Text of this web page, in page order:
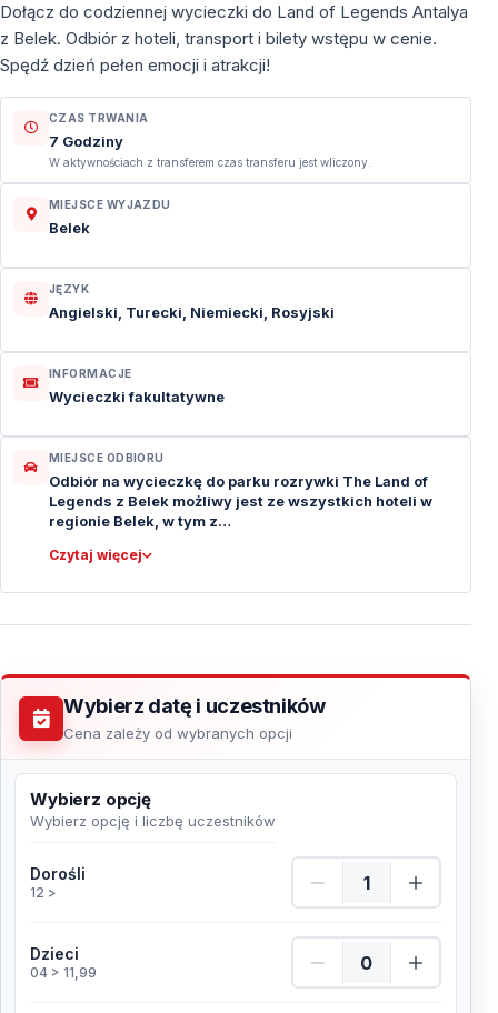
Dołącz do codziennej wycieczki do Land of Legends Antalya
z Belek. Odbiór z hoteli, transport i bilety wstępu w cenie.
Spędź dzień pełen emocji i atrakcji!
CZAS TRWANIA
7 Godziny
W aktywnościach z transferem czas transferu jest wliczony.
MIEJSCE WYJAZDU
Belek
JĘZYK
Angielski, Turecki, Niemiecki, Rosyjski
INFORMACJE
Wycieczki fakultatywne
MIEJSCE ODBIORU
Odbiór na wycieczkę do parku rozrywki The Land of
Legends z Belek możliwy jest ze wszystkich hoteli w
regionie Belek, w tym z…
Czytaj więcej
Wybierz datę i uczestników
Cena zależy od wybranych opcji
Wybierz opcję
Wybierz opcję i liczbę uczestników
Dorośli
12 >
Dorośli Ilość
Dzieci
04 > 11,99
Dzieci Ilość